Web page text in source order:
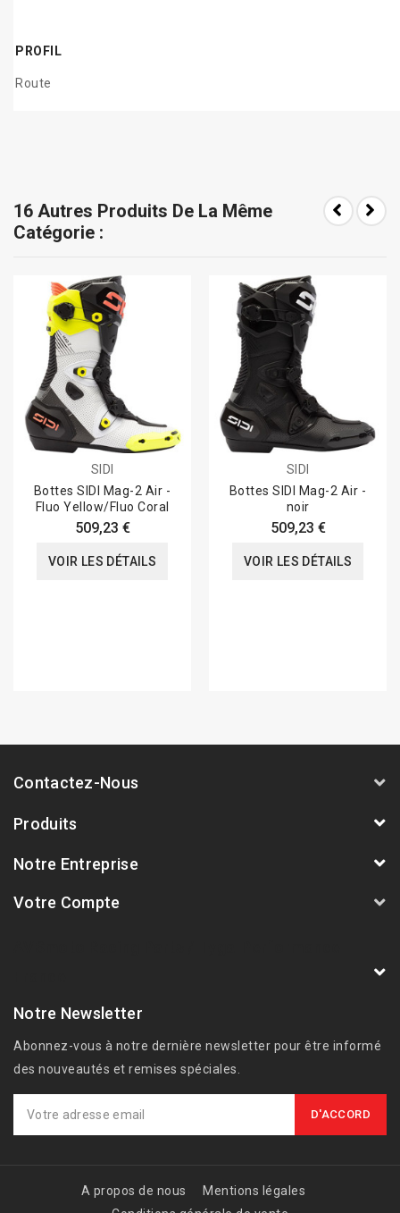
PROFIL
Route
16 Autres Produits De La Même
Catégorie :
SIDI
Bottes SIDI Mag-2 Air -
Fluo Yellow/Fluo Coral
509,23 €
VOIR LES DÉTAILS
SIDI
Bottes SIDI Mag-2 Air -
noir
509,23 €
VOIR LES DÉTAILS
Contactez-Nous
Produits
Notre Entreprise
Votre Compte
Notre Newsletter
Abonnez-vous à notre dernière newsletter pour être informé
des nouveautés et remises spéciales.
A propos de nous
Mentions légales